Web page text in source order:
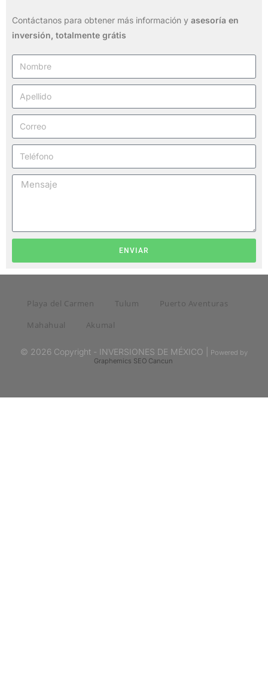
Contáctanos para obtener más información y asesoría en
inversión, totalmente grátis
ENVIAR
Playa del Carmen Tulum
Puerto Aventuras
Mahahual
Akumal
© 2026 Copyright - INVERSIONES DE MÉXICO |
Powered by
Graphemics SEO Cancun